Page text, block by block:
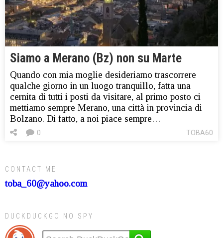
Siamo a Merano (Bz) non su Marte
Quando con mia moglie desideriamo trascorrere
qualche giorno in un luogo tranquillo, fatta una
cernita di tutti i posti da visitare, al primo posto ci
mettiamo sempre Merano, una città in provincia di
Bolzano. Di fatto, a noi piace sempre…
TOBA60
0
CONTACT ME
toba_60@yahoo.com
DUCKDUCKGO NO SPY